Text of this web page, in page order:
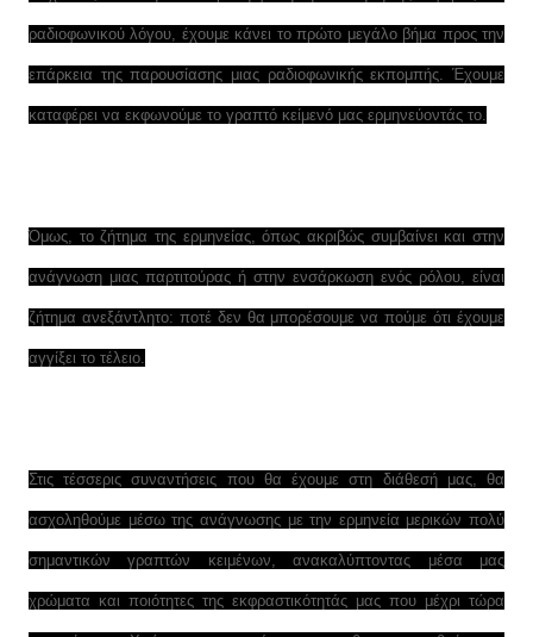
ραδιοφωνικού λόγου, έχουμε κάνει το πρώτο μεγάλο βήμα προς την
επάρκεια της παρουσίασης μιας ραδιοφωνικής εκπομπής. Έχουμε
καταφέρει να εκφωνούμε το γραπτό κείμενό μας ερμηνεύοντάς το.
Όμως, το ζήτημα της ερμηνείας, όπως ακριβώς συμβαίνει και στην
ανάγνωση μιας παρτιτούρας ή στην ενσάρκωση ενός ρόλου, είναι
ζήτημα ανεξάντλητο: ποτέ δεν θα μπορέσουμε να πούμε ότι έχουμε
αγγίξει το τέλειο.
Στις τέσσερις συναντήσεις που θα έχουμε στη διάθεσή μας, θα
ασχοληθούμε μέσω της ανάγνωσης με την ερμηνεία μερικών πολύ
σημαντικών γραπτών κειμένων, ανακαλύπτοντας μέσα μας
χρώματα και ποιότητες της εκφραστικότητάς μας που μέχρι τώρα